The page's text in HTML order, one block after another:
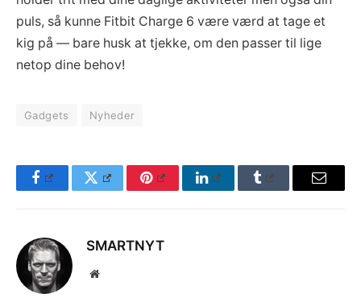
puls, så kunne Fitbit Charge 6 være værd at tage et
kig på — bare husk at tjekke, om den passer til lige
netop dine behov!
Gadgets Nyheder
FacebookTwitter Pinterest LinkedInTumblr Email
SMARTNYT
Website